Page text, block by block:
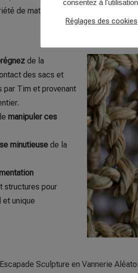
de matériaux souples, dont par
de la
des sacs et
par Tim et provenant
manipuler ces
minutieuse de la
structures pour
unique
Sculpture en Vannerie
consentez à
Réglages des cookies